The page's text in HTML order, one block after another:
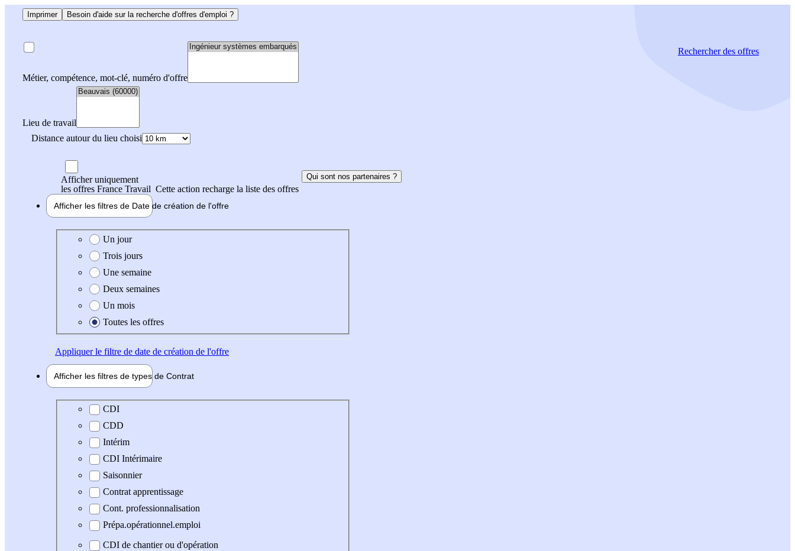
Imprimer Besoin d'aide sur la recherche d'offres d'emploi ?
Métier, compétence, mot-clé, numéro d'offre
Lieu de travail
Distance autour du lieu choisi
Rechercherdes offres
Afficher uniquement
les offres France Travail Cette action recharge la liste des offres
Qui sont nos partenaires ?
Afficher les filtres de Date de création de l'offre
Date de création de l'offre
Un jour
Trois jours
Une semaine
Deux semaines
Un mois
Toutes les offres
Appliquerle filtre de date de création de l'offre
Afficher les filtres de types de Contrat
Type de contrat
CDI
CDD
Intérim
CDI Intérimaire
Saisonnier
Contrat apprentissage
Cont. professionnalisation
Prépa.opérationnel.emploi
CDI de chantier ou d'opération